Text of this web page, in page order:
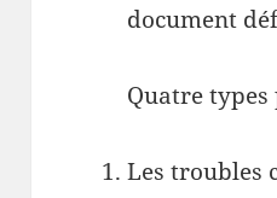
document
Quatre
Les troubles